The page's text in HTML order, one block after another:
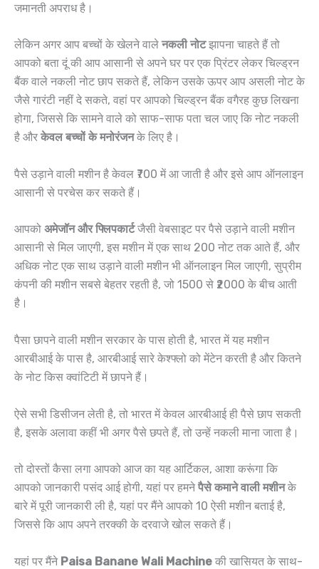
जमानती अपराध है।
लेकिन अगर आप बच्चों के खेलने वाले नकली नोटझापना चाहते हैं तो
आपको बता दूं की आप आसानी से अपने घर पर एक प्रिंटर लेकर चिल्ड्रन
बैंक वाले नकली नोट छाप सकते हैं, लेकिन उसके ऊपर आप असली नोट के
जैसे गारंटी नहीं दे सकते, वहां पर आपको चिल्ड्रन बैंक वगैरह कुछ लिखना
होगा, जिससे कि सामने वाले को साफ-साफ पता चल जाए कि नोट नकली
है और केवल बच्चों के मनोरंजनके लिए है।
पैसे उड़ाने वाली मशीन है केवल ₹700 में आ जाती है और इसे आप ऑनलाइन
आसानी से परचेस कर सकते हैं।
आपको अमेजॉन और फ्लिपकार्टजैसी वेबसाइट पर पैसे उड़ाने वाली मशीन
आसानी से मिल जाएगी, इस मशीन में एक साथ 200 नोट तक आते हैं, और
अधिक नोट एक साथ उड़ाने वाली मशीन भी ऑनलाइन मिल जाएगी, सुप्रीम
कंपनी की मशीन सबसे बेहतर रहती है, जो 1500 से ₹2000 के बीच आती
है।
पैसा छापने वाली मशीन सरकार के पास होती है, भारत में यह मशीन
आरबीआई के पास है, आरबीआई सारे केश्फ्लो को मेंटेन करती है और कितने
के नोट किस क्वांटिटी में छापने हैं।
ऐसे सभी डिसीजन लेती है, तो भारत में केवल आरबीआई ही पैसे छाप सकती
है, इसके अलावा कहीं भी अगर पैसे छपते हैं, तो उन्हें नकली माना जाता है।
तो दोस्तों कैसा लगा आपको आज का यह आर्टिकल, आशा करूंगा कि
आपको जानकारी पसंद आई होगी, यहां पर हमनेपैसे कमाने वाली मशीनके
बारे में पूरी जानकारी ली है, यहां पर मैंने आपको 10 ऐसी मशीन बताई है,
जिससे कि आप अपने तरक्की के दरवाजे खोल सकते हैं।
यहां पर मैंने Paisa Banane Wali Machine की खासियत के साथ-